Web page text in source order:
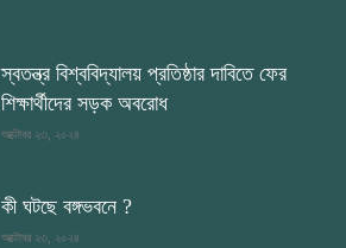
স্বতন্ত্র বিশ্ববিদ্যালয় প্রতিষ্ঠার দাবিতে ফের
শিক্ষার্থীদের সড়ক অবরোধ
অক্টোবর ২৩, ২০২৪
কী ঘটছে বঙ্গভবনে ?
অক্টোবর ২৩, ২০২৪